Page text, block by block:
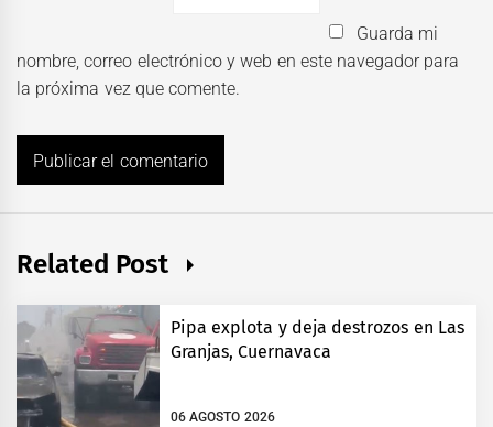
Guarda mi
nombre, correo electrónico y web en este navegador para
la próxima vez que comente.
Related Post
Pipa explota y deja destrozos en Las
Granjas, Cuernavaca
06 AGOSTO 2026